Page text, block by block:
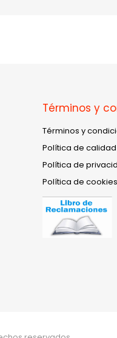
Términos y
Términos y
Política de calidad
Política de
Política de cookies